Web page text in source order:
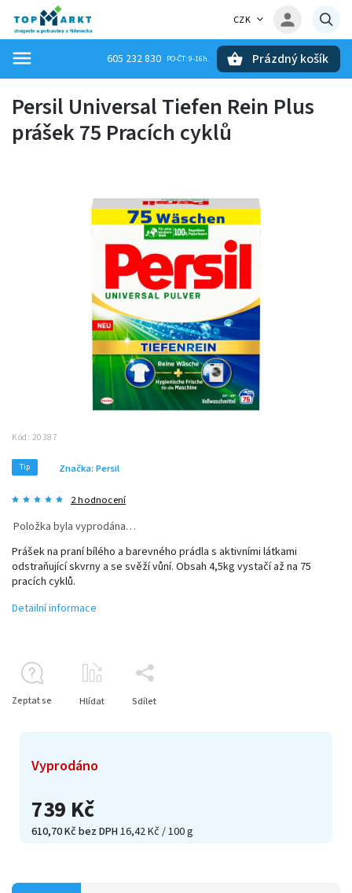
CZK
605 232 830 Prázdný košík
Persil Universal Tiefen Rein Plus
prášek 75 Pracích cyklů
Kód: 20387
Tip
2 hodnocení
Značka: Persil
739 Kč
610,70 Kč bez DPH16,42 Kč / 100 g
Vyprodáno
Položka byla vyprodána…
Prášek na praní bílého a barevného prádla s aktivními látkami
odstraňující skvrny a se svěží vůní. Obsah 4,5kg vystačí až na 75
pracích cyklů.
Detailní informace
Zeptat se Hlídat Sdílet